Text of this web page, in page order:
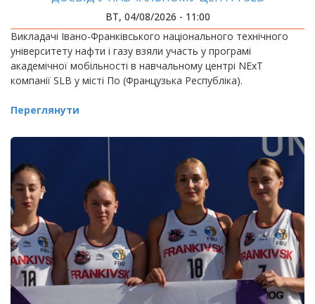
ВТ, 04/08/2026 - 11:00
Викладачі Івано-Франківського національного технічного
університету нафти і газу взяли участь у програмі
академічної мобільності в навчальному центрі NExT
компанії SLB у місті По (Французька Республіка).
Переглянути